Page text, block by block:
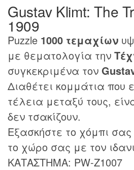
Gustav Klimt: The
1909
Puzzle 1000 τεμαχίων
με θεματολογία την
συγκεκριμένα τον
Διαθέτει κομμάτια που
τέλεια μεταξύ τους,
δεν τσακίζουν.
Εξασκήστε το χόμπι σας
το χώρο σας με τον
ΚΑΤΑΣΤΗΜΑ: PW-Z1007